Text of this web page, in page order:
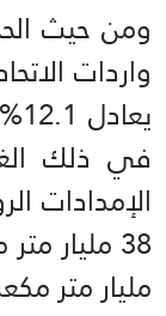
واردات
في ذلك
مليار متر